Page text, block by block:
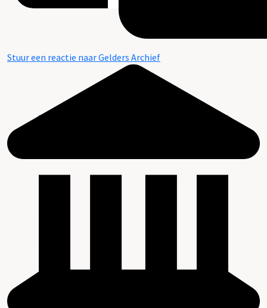
Stuur een reactie naar Gelders Archief